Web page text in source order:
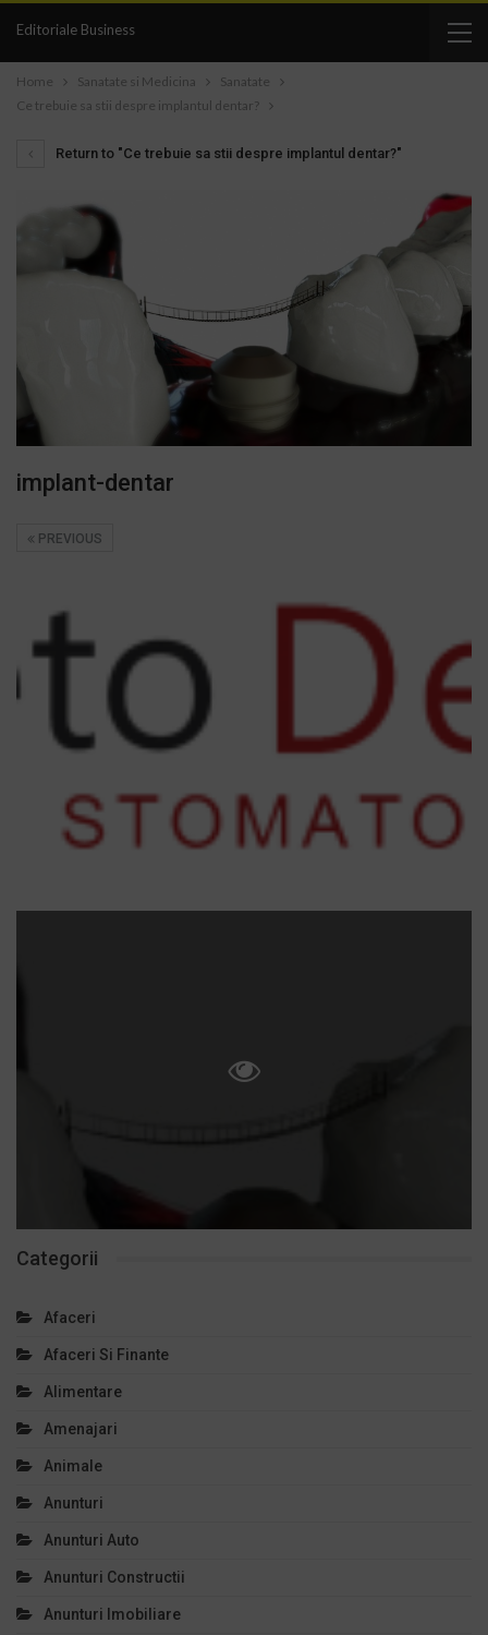
Editoriale Business
Home Sanatate si Medicina
Sanatate
Ce trebuie sa stii despre implantul dentar?
Return to "Ce trebuie sa stii despre implantul dentar?"
implant-dentar
PREVIOUS
Categorii
Afaceri
Afaceri Si Finante
Alimentare
Amenajari
Animale
Anunturi
Anunturi Auto
Anunturi Constructii
Anunturi Imobiliare